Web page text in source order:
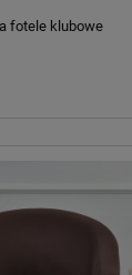
fotele klubowe